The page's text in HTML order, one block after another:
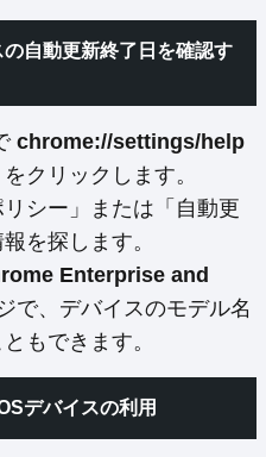
自動更新終了日を確認す
chrome://settings/help
クリックします。
シー」または「自動更
を探します。
Enterprise and
で、デバイスのモデル名
もできます。
デバイスの利用